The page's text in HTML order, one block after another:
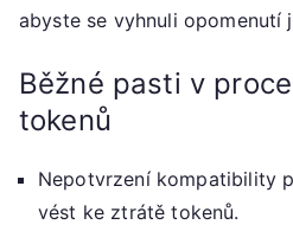
abyste se vyhnuli opomenutí
Běžné pasti v
tokenů
Nepotvrzení kompatibility
vést ke ztrátě tokenů.